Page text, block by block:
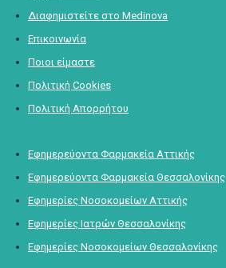
Διαφημιστείτε στο Medinova
Επικοινωνία
Ποιοι είμαστε
Πολιτική Cookies
Πολιτική Απορρήτου
Εφημερεύοντα Φαρμακεία Αττικής
Εφημερεύοντα Φαρμακεία Θεσσαλονίκης
Εφημερίες Νοσοκομείων Αττικής
Εφημερίες Ιατρών Θεσσαλονίκης
Εφημερίες Νοσοκομείων Θεσσαλονίκης